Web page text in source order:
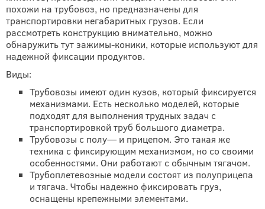
похожи на трубовоз, но предназначены для
транспортировки негабаритных грузов. Если
рассмотреть конструкцию внимательно, можно
обнаружить тут зажимы-коники, которые используют для
надежной фиксации продуктов.
Виды:
Трубовозы имеют один кузов, который фиксируется
механизмами. Есть несколько моделей, которые
подходят для выполнения трудных задач с
транспортировкой труб большого диаметра.
Трубовозы с полу— и прицепом. Это такая же
техника с фиксирующим механизмом, но со своими
особенностями. Они работают с обычным тягачом.
Трубоплетевозные модели состоят из полуприцепа
и тягача. Чтобы надежно фиксировать груз,
оснащены крепежными элементами.